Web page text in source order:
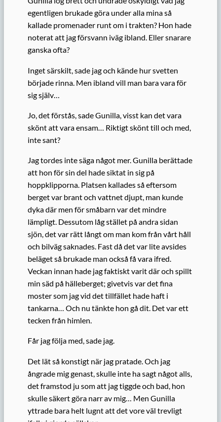
egentligen brukade göra under alla mina så
kallade promenader runt om i trakten? Hon hade
noterat att jag försvann iväg ibland. Eller snarare
ganska ofta?
Inget särskilt, sade jag och kände hur svetten
började rinna. Men ibland vill man bara vara för
sig själv…
Jo, det förstås, sade Gunilla, visst kan det vara
skönt att vara ensam… Riktigt skönt till och med,
inte sant?
Jag tordes inte säga något mer. Gunilla berättade
att hon för sin del hade siktat in sig på
hoppklipporna. Platsen kallades så eftersom
berget var brant och vattnet djupt, man kunde
dyka där men för småbarn var det mindre
lämpligt. Dessutom låg stället på andra sidan
sjön, det var rätt långt om man kom från vårt håll
och bilväg saknades. Fast då det var lite avsides
beläget så brukade man också få vara ifred.
Veckan innan hade jag faktiskt varit där och spillt
min säd på hälleberget; givetvis var det fina
moster som jag vid det tillfället hade haft i
tankarna… Och nu tänkte hon gå dit. Det var ett
tecken från himlen.
Får jag följa med, sade jag.
Det lät så konstigt när jag pratade. Och jag
ångrade mig genast, skulle inte ha sagt något alls,
det framstod ju som att jag tiggde och bad, hon
skulle säkert göra narr av mig… Men Gunilla
yttrade bara helt lugnt att det vore väl trevligt